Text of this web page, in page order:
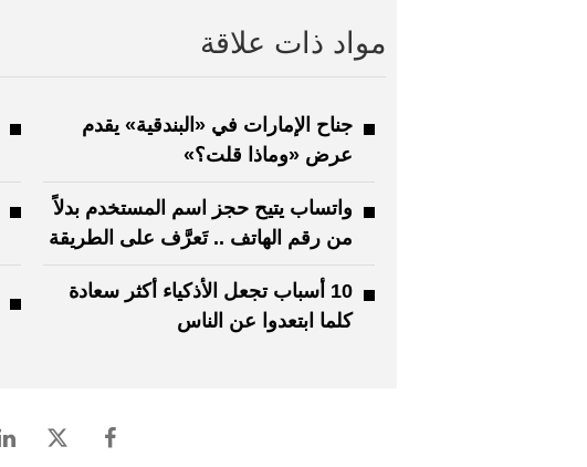
مواد ذات علاقة
جناح الإمارات في «البندقية» يقدم
عرض «وماذا قلت؟»
واتساب يتيح حجز اسم المستخدم بدلاً
من رقم الهاتف .. تَعرَّف على الطريقة
10 أسباب تجعل الأذكياء أكثر سعادة
كلما ابتعدوا عن الناس